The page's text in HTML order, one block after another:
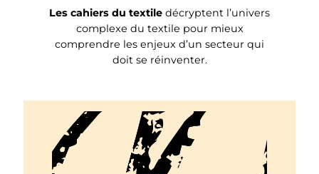
Les cahiers du textile décryptent l’univers
complexe du textile pour mieux
comprendre les enjeux d’un secteur qui
doit se réinventer.